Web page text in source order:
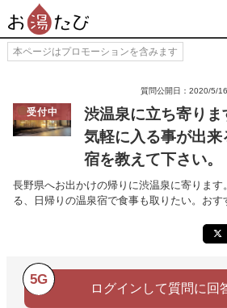
本ページはプロモーションを含みます
質問公開日：2020/5/
受付中
渋温泉に立ち寄り
気軽に入る事が出
宿を教えて下さい。
長野県へお出かけの帰りに渋温泉に寄りま
る、日帰りの温泉宿で食事も取りたい。おす
5G
ログインして質問に回